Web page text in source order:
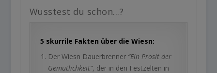
Wusstest du schon...?
5 skurrile Fakten über die Wiesn:
Der Wiesn Dauerbrenner “Ein Prosit der
Gemütlichkeit”, der in den Festzelten in